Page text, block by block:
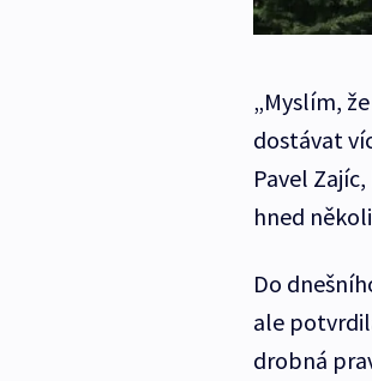
„Myslím,
dostávat
Pavel
hned
Do
ale
drobná